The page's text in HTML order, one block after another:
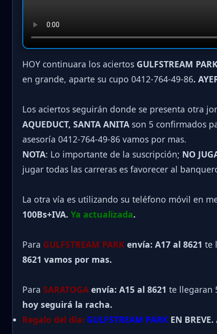
HOY continuara los aciertos GULFSTREAM
en grande, aparte su cupo 0412-764-49-86.
Los aciertos seguirán donde se presenta otra
AQUEDUCT, SANTA ANITA son 5 confirmados
asesoría 0412-764-49-86 vamos por mas.
NOTA: Lo importante de la suscripción; NO
jugar todas las carreras es favorecer al
La otra vía es utilizando su teléfono móvil en
100Bs+IVA. Ya actualizada.
Para GULFSTREAM PARK envía: A17 al 8621 te
8621 vamos por mas.
Para SARATOGA envía: A15 al 8621 te llegaran
hoy seguirá la racha.
Regalo del día: GULFSTREAM PARK EN